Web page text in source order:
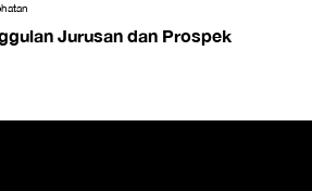
Jurusan dan Prospek